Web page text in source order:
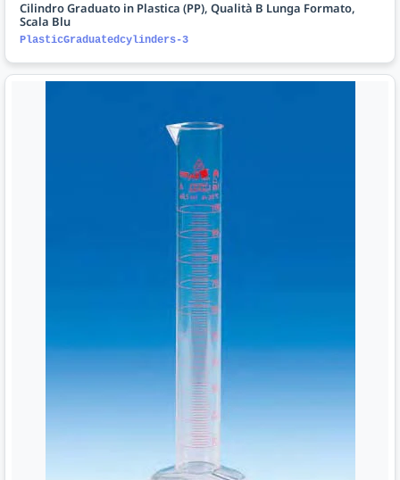
Cilindro Graduato in Plastica (PP), Qualità B Lunga Formato,
Scala Blu
PlasticGraduatedcylinders-3